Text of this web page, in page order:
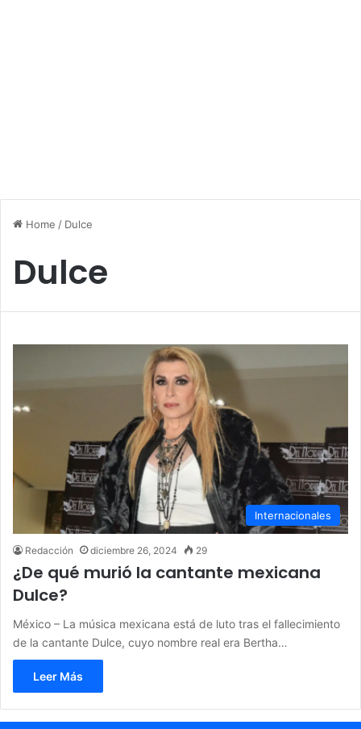
Home / Dulce
Dulce
Internacionales
Redacción diciembre 26, 2024 29
¿De qué murió la cantante mexicana
Dulce?
México – La música mexicana está de luto tras el fallecimiento
de la cantante Dulce, cuyo nombre real era Bertha…
Leer Más